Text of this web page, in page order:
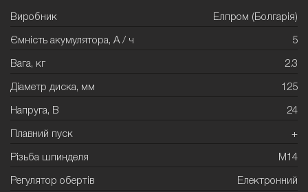
Виробник Елпром (Болгарія)
Ємність акумулятора, А / ч 5
Вага, кг 2.3
Діаметр диска, мм 125
Напруга, В 24
Плавний пуск +
Різьба шпинделя М14
Регулятор обертів Електронний